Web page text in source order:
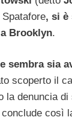
Spatafore, si è
Brooklyn.
sembra sia
scoperto il
la denuncia
così